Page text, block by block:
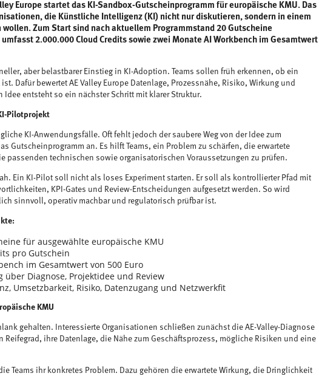
Europe startet das KI-Sandbox-Gutscheinprogramm für europäische KMU. Das
die Künstliche Intelligenz (KI) nicht nur diskutieren, sondern in einem
Zum Start sind nach aktuellem Programmstand 20 Gutscheine
2.000.000 Cloud Credits sowie zwei Monate AI Workbench im Gesamtwert
aber belastbarer Einstieg in KI-Adoption. Teams sollen früh erkennen, ob ein
Dafür bewertet AE Valley Europe Datenlage, Prozessnähe, Risiko, Wirkung und
Idee entsteht so ein nächster Schritt mit klarer Struktur.
Pilotprojekt
KI-Anwendungsfälle. Oft fehlt jedoch der saubere Weg von der Idee zum
Gutscheinprogramm an. Es hilft Teams, ein Problem zu schärfen, die erwartete
passenden technischen sowie organisatorischen Voraussetzungen zu prüfen.
Ein KI-Pilot soll nicht als loses Experiment starten. Er soll als kontrollierter Pfad mit
KPI-Gates und Review-Entscheidungen aufgesetzt werden. So wird
sinnvoll, operativ machbar und regulatorisch prüfbar ist.
für ausgewählte europäische KMU
pro Gutschein
im Gesamtwert von 500 Euro
Diagnose, Projektidee und Review
Umsetzbarkeit, Risiko, Datenzugang und Netzwerkfit
KMU
gehalten. Interessierte Organisationen schließen zunächst die AE-Valley-Diagnose
Reifegrad, ihre Datenlage, die Nähe zum Geschäftsprozess, mögliche Risiken und eine
Teams ihr konkretes Problem. Dazu gehören die erwartete Wirkung, die Dringlichkeit